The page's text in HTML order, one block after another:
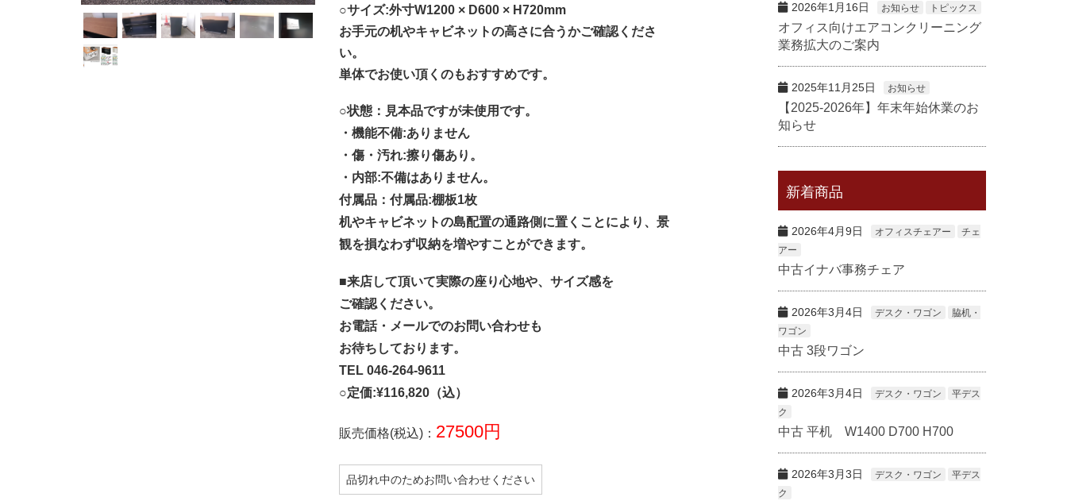
○サイズ:外寸W1200 × D600 × H720mm
お手元の机やキャビネットの高さに合うかご確認くださ
い。
単体でお使い頂くのもおすすめです。
○状態：見本品ですが未使用です。
・機能不備:ありません
・傷・汚れ:擦り傷あり。
・内部:不備はありません。
付属品：付属品:棚板1枚
机やキャビネットの島配置の通路側に置くことにより、景
観を損なわず収納を増やすことができます。
■来店して頂いて実際の座り心地や、サイズ感を
ご確認ください。
お電話・メールでのお問い合わせも
お待ちしております。
TEL 046-264-9611
○定価:¥116,820（込）
販売価格(税込)： 27500円
品切れ中のためお問い合わせください
2026年1月16日 お知らせ トピックス
オフィス向けエアコンクリーニング
業務拡大のご案内
2025年11月25日 お知らせ
【2025-2026年】年末年始休業のお
知らせ
新着商品
2026年4月9日 オフィスチェアー
チェ
アー
中古イナバ事務チェア
2026年3月4日 デスク・ワゴン
脇机・
ワゴン
中古 3段ワゴン
2026年3月4日 デスク・ワゴン
平デス
ク
中古 平机 W1400 D700 H700
2026年3月3日 デスク・ワゴン
平デス
ク